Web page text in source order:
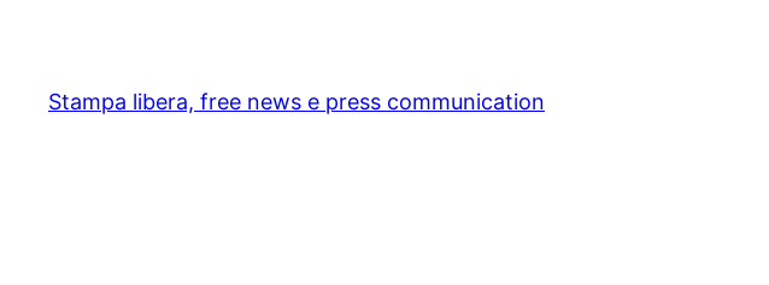
content
Stampa libera, free news e press communication